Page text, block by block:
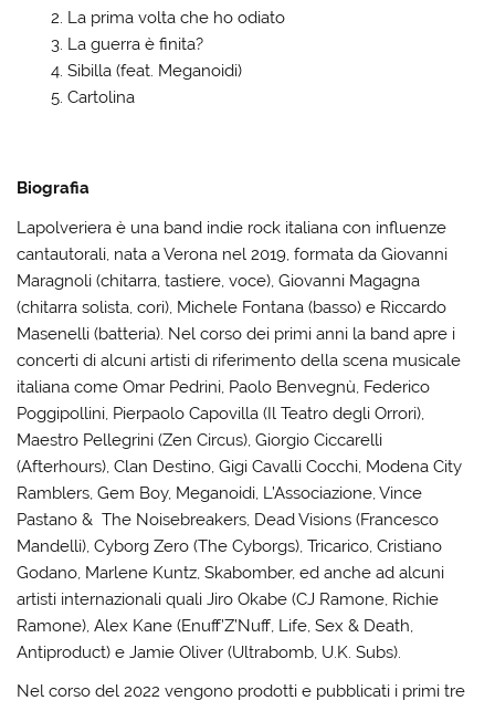
La prima volta che ho odiato
La guerra è finita?
Sibilla (feat. Meganoidi)
Cartolina
Biografia
Lapolveriera è una band indie rock italiana con influenze
cantautorali, nata a Verona nel 2019, formata da Giovanni
Maragnoli (chitarra, tastiere, voce), Giovanni Magagna
(chitarra solista, cori), Michele Fontana (basso) e Riccardo
Masenelli (batteria). Nel corso dei primi anni la band apre i
concerti di alcuni artisti di riferimento della scena musicale
italiana come Omar Pedrini, Paolo Benvegnù, Federico
Poggipollini, Pierpaolo Capovilla (Il Teatro degli Orrori),
Maestro Pellegrini (Zen Circus), Giorgio Ciccarelli
(Afterhours), Clan Destino, Gigi Cavalli Cocchi, Modena City
Ramblers, Gem Boy, Meganoidi, L’Associazione, Vince
Pastano & The Noisebreakers, Dead Visions (Francesco
Mandelli), Cyborg Zero (The Cyborgs), Tricarico, Cristiano
Godano, Marlene Kuntz, Skabomber, ed anche ad alcuni
artisti internazionali quali Jiro Okabe (CJ Ramone, Richie
Ramone), Alex Kane (Enuff’Z’Nuff, Life, Sex & Death,
Antiproduct) e Jamie Oliver (Ultrabomb, U.K. Subs).
Nel corso del 2022 vengono prodotti e pubblicati i primi tre